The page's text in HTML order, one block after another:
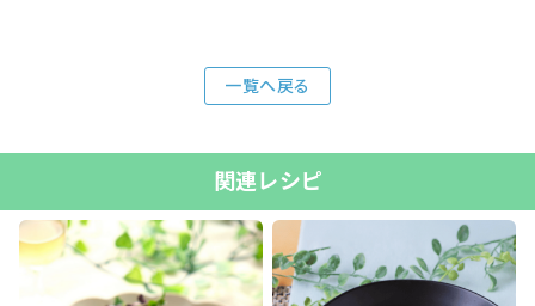
一覧へ戻る
関連レシピ